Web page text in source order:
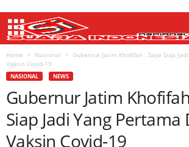
Home Nasional
Gubernur Jatim Khofifah : Saya Siap
Vaksin Covid-19
NASIONAL NEWS
Gubernur Jatim
Siap Jadi Yang
Vaksin Covid-19